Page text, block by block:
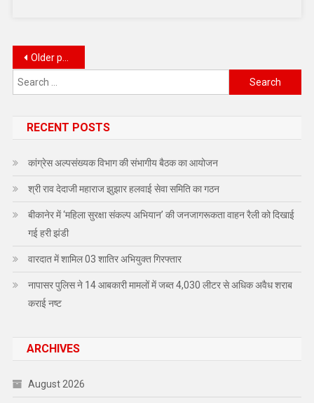
Posts
navigation
Older posts
Search
for:
RECENT POSTS
कांग्रेस अल्पसंख्यक विभाग की संभागीय बैठक का आयोजन
श्री राव देदाजी महाराज झुझार हलवाई सेवा समिति का गठन
बीकानेर में ‘महिला सुरक्षा संकल्प अभियान’ की जनजागरूकता वाहन रैली को दिखाई
गई हरी झंडी
वारदात में शामिल 03 शातिर अभियुक्त गिरफ्तार
नापासर पुलिस ने 14 आबकारी मामलों में जब्त 4,030 लीटर से अधिक अवैध शराब
कराई नष्ट
ARCHIVES
August 2026